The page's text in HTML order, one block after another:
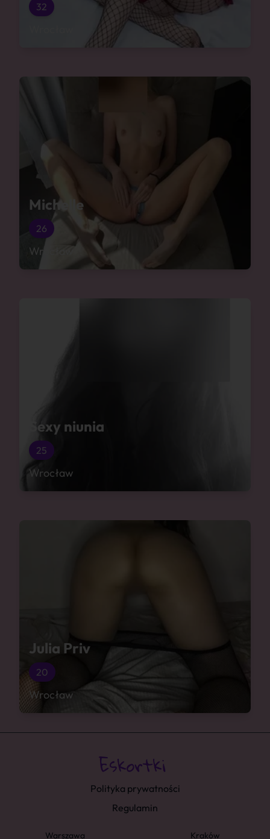
32
Michelle
26
Wrocław
Sexy niunia
25
Wrocław
Julia Priv
20
Wrocław
Polityka prywatności
Regulamin
Warszawa Kraków